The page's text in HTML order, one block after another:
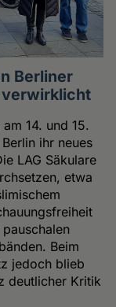
Berliner
verwirklicht
14. und 15.
ihr neues
LAG Säkulare
etwa
Beim
jedoch blieb
deutlicher Kritik